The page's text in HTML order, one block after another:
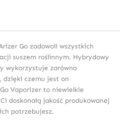
Go zadowoli wszystkich
suszem roślinnym. Hybrydowy
wykorzystuje zarówno
dzięki czemu jest on
Vaporizer to niewielkie
doskonałą jakość produkowanej
potrzebujesz.